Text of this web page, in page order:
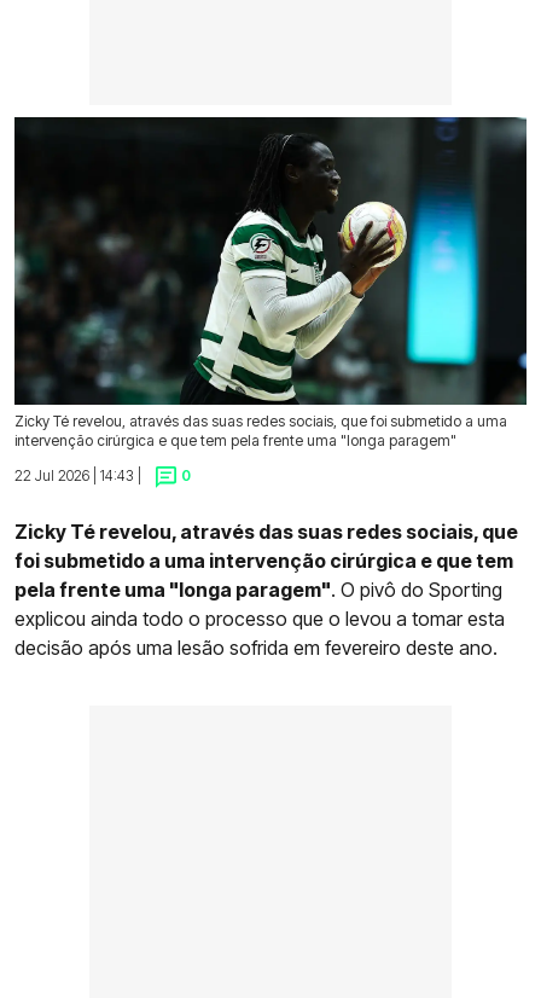
Zicky Té revelou, através das suas redes sociais, que foi submetido a uma
intervenção cirúrgica e que tem pela frente uma "longa paragem"
22 Jul 2026 | 14:43 |
0
Zicky Té revelou, através das suas redes sociais, que
foi submetido a uma intervenção cirúrgica e que tem
pela frente uma "longa paragem". O pivô do Sporting
explicou ainda todo o processo que o levou a tomar esta
decisão após uma lesão sofrida em fevereiro deste ano.